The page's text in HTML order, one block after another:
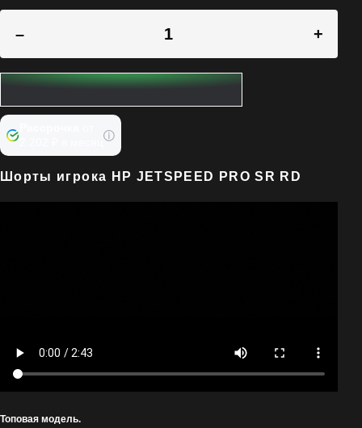
– +
Шорты игрока HP JETSPEED PRO SR RD
Топовая модель.